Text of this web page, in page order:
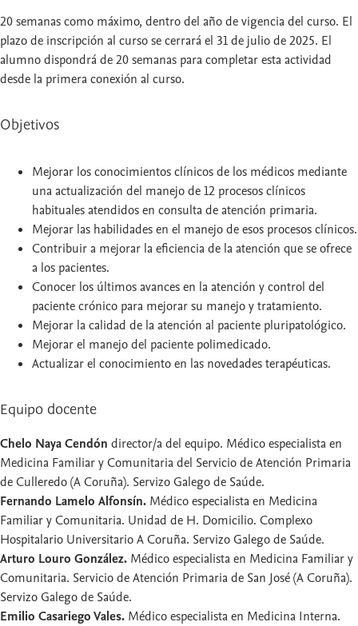
20 semanas como máximo, dentro del año de vigencia del curso. El
plazo de inscripción al curso se cerrará el 31 de julio de 2025. El
alumno dispondrá de 20 semanas para completar esta actividad
desde la primera conexión al curso.
Objetivos
Mejorar los conocimientos clínicos de los médicos mediante
una actualización del manejo de 12 procesos clínicos
habituales atendidos en consulta de atención primaria.
Mejorar las habilidades en el manejo de esos procesos clínicos.
Contribuir a mejorar la eficiencia de la atención que se ofrece
a los pacientes.
Conocer los últimos avances en la atención y control del
paciente crónico para mejorar su manejo y tratamiento.
Mejorar la calidad de la atención al paciente pluripatológico.
Mejorar el manejo del paciente polimedicado.
Actualizar el conocimiento en las novedades terapéuticas.
Equipo docente
Chelo Naya Cendón director/a del equipo. Médico especialista en
Medicina Familiar y Comunitaria del Servicio de Atención Primaria
de Culleredo (A Coruña). Servizo Galego de Saúde.
Fernando Lamelo Alfonsín. Médico especialista en Medicina
Familiar y Comunitaria. Unidad de H. Domicilio. Complexo
Hospitalario Universitario A Coruña. Servizo Galego de Saúde.
Arturo Louro González. Médico especialista en Medicina Familiar y
Comunitaria. Servicio de Atención Primaria de San José (A Coruña).
Servizo Galego de Saúde.
Emilio Casariego Vales. Médico especialista en Medicina Interna.